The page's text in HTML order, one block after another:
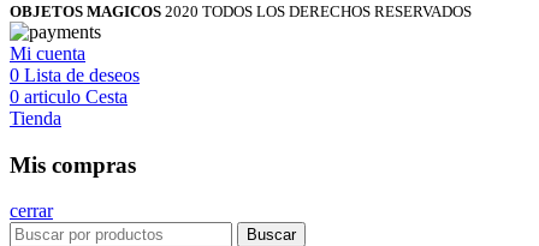
OBJETOS MAGICOS 2020 TODOS LOS DERECHOS RESERVADOS
Mi cuenta
0 Lista de deseos
0 articulo Cesta
Tienda
Mis compras
cerrar
Buscar